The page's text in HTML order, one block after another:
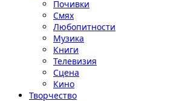
Почивки
Смях
Любопитности
Музика
Книги
Телевизия
Сцена
Кино
Творчество